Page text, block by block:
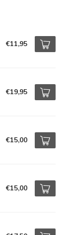
€11,95
€19,95
€15,00
€15,00